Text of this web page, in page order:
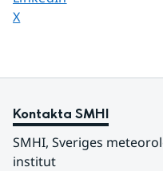
Dela sidan på
X
Kontakta SMHI
SMHI, Sveriges
institut